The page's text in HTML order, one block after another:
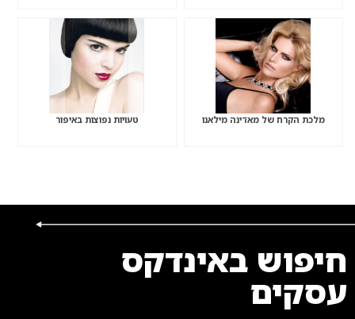
מלכת הקרח של מאדינה מילאנו טעויות נפוצות באיפור
חיפוש באינדקס
עסקים